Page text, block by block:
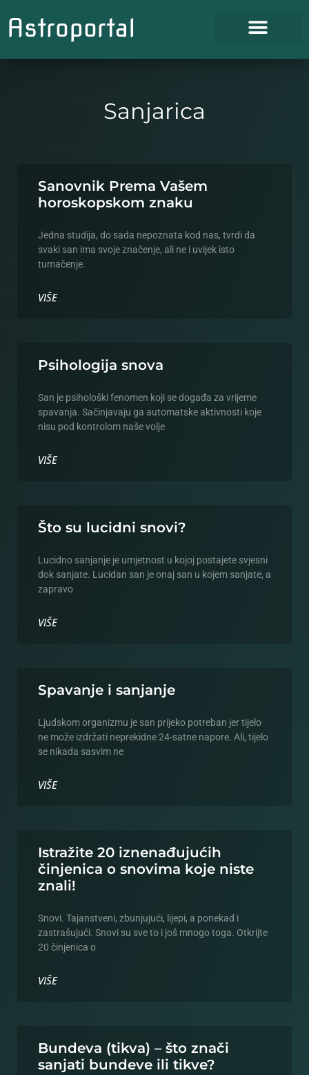
Astroportal
Sanjarica
Sanovnik Prema Vašem
horoskopskom znaku
Jedna studija, do sada nepoznata kod nas, tvrdi da
svaki san ima svoje značenje, ali ne i uvijek isto
tumačenje.
VIŠE
Psihologija snova
San je psihološki fenomen koji se događa za vrijeme
spavanja. Sačinjavaju ga automatske aktivnosti koje
nisu pod kontrolom naše volje
VIŠE
Što su lucidni snovi?
Lucidno sanjanje je umjetnost u kojoj postajete svjesni
dok sanjate. Lucidan san je onaj san u kojem sanjate, a
zapravo
VIŠE
Spavanje i sanjanje
Ljudskom organizmu je san prijeko potreban jer tijelo
ne može izdržati neprekidne 24-satne napore. Ali, tijelo
se nikada sasvim ne
VIŠE
Istražite 20 iznenađujućih
činjenica o snovima koje niste
znali!
Snovi. Tajanstveni, zbunjujući, lijepi, a ponekad i
zastrašujući. Snovi su sve to i još mnogo toga. Otkrijte
20 činjenica o
VIŠE
Bundeva (tikva) – što znači
sanjati bundeve ili tikve?